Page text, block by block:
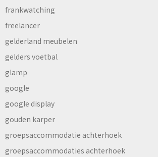
frankwatching
freelancer
gelderland meubelen
gelders voetbal
glamp
google
google display
gouden karper
groepsaccommodatie achterhoek
groepsaccommodaties achterhoek